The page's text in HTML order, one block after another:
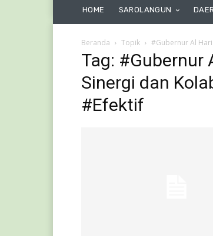
HOME SAROLANGUN
Beranda Topik #Gubernur Al
Tag: #Gubernur
Sinergi dan
#Efektif